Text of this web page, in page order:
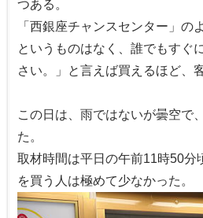
つある。
「西銀座チャンスセンター」の
というものはなく、誰でもすぐ
さい。」と言えば買えるほど、
この日は、雨ではないが曇空で
た。
取材時間は平日の午前11時50分
を買う人は極めて少なかった。